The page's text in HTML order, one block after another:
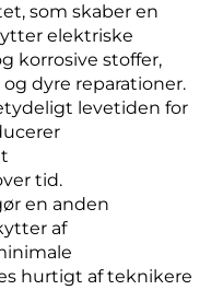
som skaber en
elektriske
korrosive stoffer,
dyre reparationer.
levetiden for
tid.
en anden
af
hurtigt af teknikere